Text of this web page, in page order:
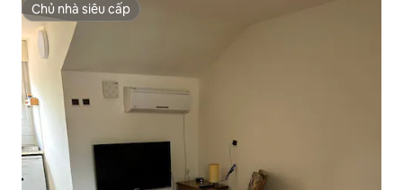
Chủ nhà siêu cấp
Chủ nhà siêu cấp